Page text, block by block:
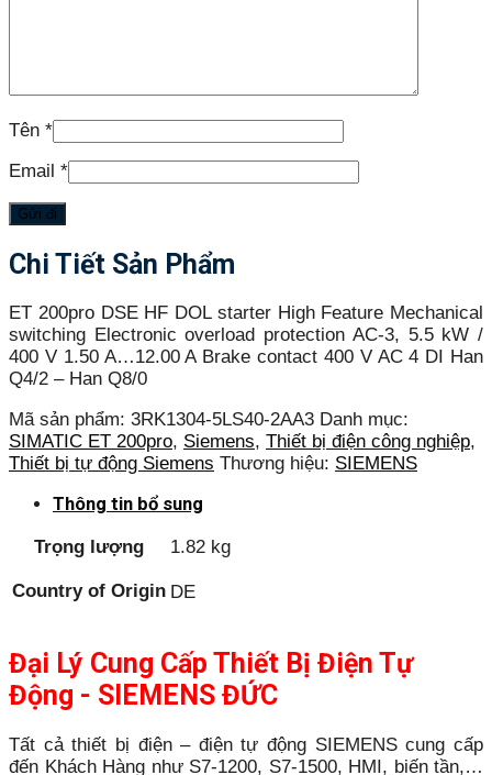
Tên *
Email *
Chi Tiết Sản Phẩm
ET 200pro DSE HF DOL starter High Feature Mechanical
switching Electronic overload protection AC-3, 5.5 kW /
400 V 1.50 A…12.00 A Brake contact 400 V AC 4 DI Han
Q4/2 – Han Q8/0
Mã sản phẩm: 3RK1304-5LS40-2AA3 Danh mục:
SIMATIC ET 200pro, Siemens, Thiết bị điện công nghiệp,
Thiết bị tự động Siemens Thương hiệu: SIEMENS
Thông tin bổ sung
Trọng lượng 1.82 kg
Country of Origin DE
Đại Lý Cung Cấp Thiết Bị Điện Tự
Động - SIEMENS ĐỨC
Tất cả thiết bị điện – điện tự động SIEMENS cung cấp
đến Khách Hàng như S7-1200, S7-1500, HMI, biến tần,…